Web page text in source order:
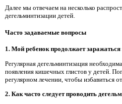
Далее мы отвечаем на несколько
дегельминтизации детей.
Часто задаваемые вопросы
1. Мой ребенок продолжает
Регулярная дегельминтизация
появления кишечных глистов у детей.
регулярном лечении, чтобы избавиться
2. Как часто следует проводить